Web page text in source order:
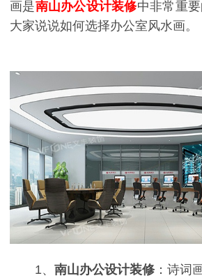
画是南山办公设计装修中非常重
大家说说如何选择办公室风水画。
1、南山办公设计装修：诗词